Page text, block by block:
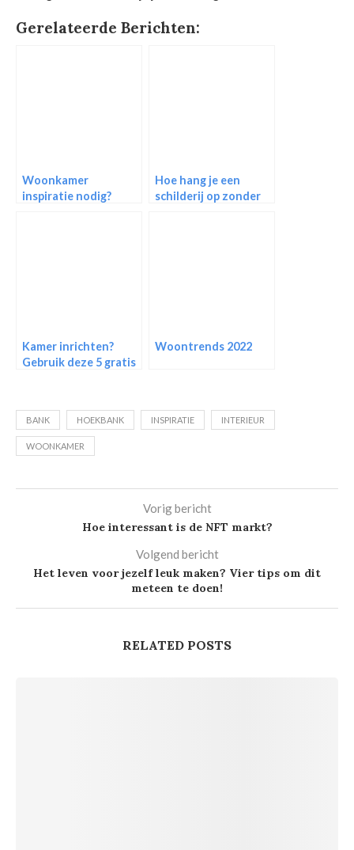
Gerelateerde Berichten:
Woonkamer
inspiratie nodig?
Hoe hang je een
schilderij op zonder
Kamer inrichten?
Gebruik deze 5 gratis
Woontrends 2022
BANK HOEKBANK INSPIRATIE INTERIEUR
WOONKAMER
Vorig bericht
Hoe interessant is de NFT markt?
Volgend bericht
Het leven voor jezelf leuk maken? Vier tips om dit
meteen te doen!
RELATED POSTS